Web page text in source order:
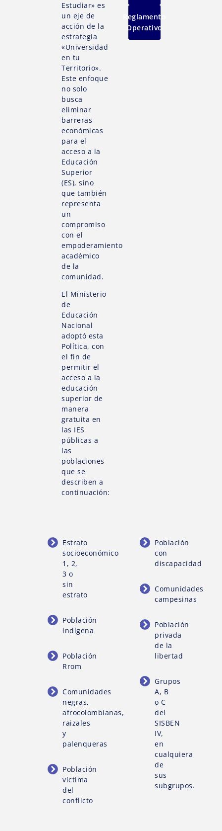
Estudiar» es
un eje de
acción de la
estrategia
«Universidad
en tu
Territorio».
Este enfoque
no solo
busca
eliminar
barreras
económicas
para el
acceso a la
Educación
Superior
(ES), sino
que también
representa
un
compromiso
con el
empoderamiento
académico
de la
comunidad.
El Ministerio
de
Educación
Nacional
adoptó esta
Política, con
el fin de
permitir el
acceso a la
educación
superior de
manera
gratuita en
las IES
públicas a
las
poblaciones
que se
describen a
continuación:
Reglamento
Operativo
Estrato
socioeconómico
1, 2,
3 o
sin
estrato
Población
indígena
Población
Rrom
Comunidades
negras,
afrocolombianas,
raizales
y
palenqueras
Población
víctima
del
conflicto
Población
con
discapacidad
Comunidades
campesinas
Población
privada
de la
libertad
Grupos
A, B
o C
del
SISBEN
IV,
en
cualquiera
de
sus
subgrupos.